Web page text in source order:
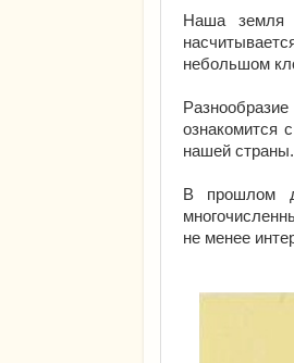
Наша земля
небольшом
ознакомится
нашей страны.
В прошлом
не менее